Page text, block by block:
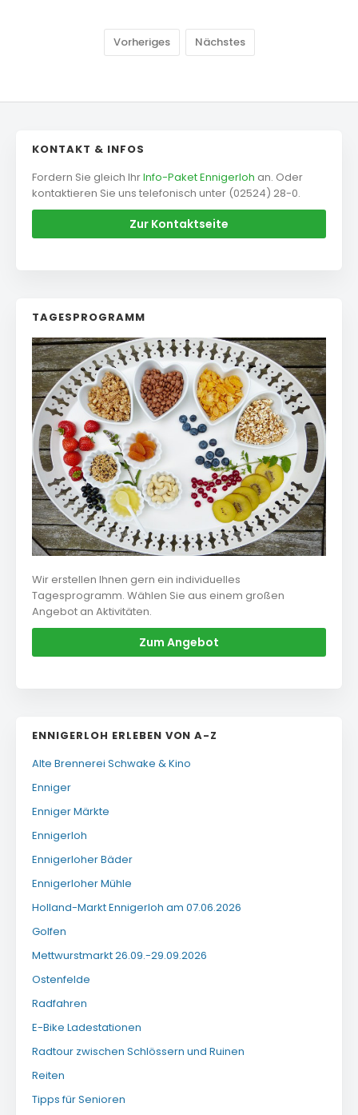
Vorheriges Nächstes
KONTAKT & INFOS
Fordern Sie gleich IhrInfo-Paket Ennigerloh an. Oder
kontaktieren Sie uns telefonisch unter (02524) 28-0.
Zur Kontaktseite
TAGESPROGRAMM
Wir erstellen Ihnen gern ein individuelles
Tagesprogramm. Wählen Sie aus einem großen
Angebot an Aktivitäten.
Zum Angebot
ENNIGERLOH ERLEBEN VON A-Z
Alte Brennerei Schwake & Kino
Enniger
Enniger Märkte
Ennigerloh
Ennigerloher Bäder
Ennigerloher Mühle
Holland-Markt Ennigerloh am 07.06.2026
Golfen
Mettwurstmarkt 26.09.-29.09.2026
Ostenfelde
Radfahren
E-Bike Ladestationen
Radtour zwischen Schlössern und Ruinen
Reiten
Tipps für Senioren